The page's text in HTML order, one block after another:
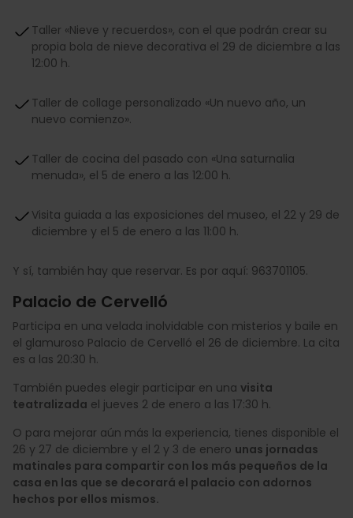
Taller «Nieve y recuerdos», con el que podrán crear su
propia bola de nieve decorativa el 29 de diciembre a las
12:00 h.
Taller de collage personalizado «Un nuevo año, un
nuevo comienzo».
Taller de cocina del pasado con «Una saturnalia
menuda», el 5 de enero a las 12:00 h.
Visita guiada a las exposiciones del museo, el 22 y 29 de
diciembre y el 5 de enero a las 11:00 h.
Y sí, también hay que reservar. Es por aquí: 963701105.
Palacio de Cervelló
Participa en una velada inolvidable con misterios y baile en
el glamuroso Palacio de Cervelló el 26 de diciembre. La cita
es a las 20:30 h.
También puedes elegir participar en una visita
teatralizada el jueves 2 de enero a las 17:30 h.
O para mejorar aún más la experiencia, tienes disponible el
26 y 27 de diciembre y el 2 y 3 de enero unas jornadas
matinales para compartir con los más pequeños de la
casa en las que se decorará el palacio con adornos
hechos por ellos mismos.